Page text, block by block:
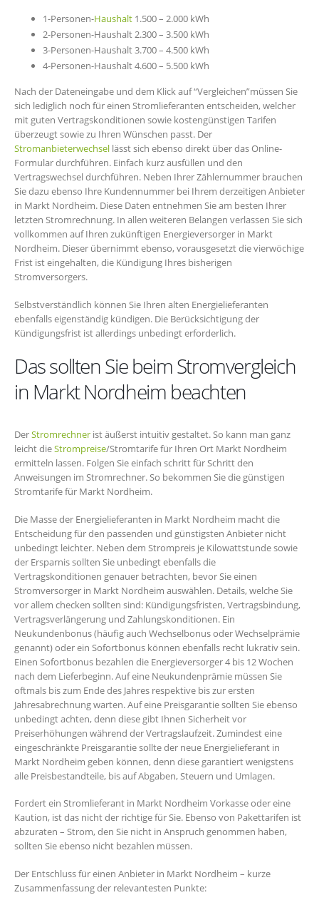
1-Personen-Haushalt 1.500 – 2.000 kWh
2-Personen-Haushalt 2.300 – 3.500 kWh
3-Personen-Haushalt 3.700 – 4.500 kWh
4-Personen-Haushalt 4.600 – 5.500 kWh
Nach der Dateneingabe und dem Klick auf “Vergleichen”müssen Sie
sich lediglich noch für einen Stromlieferanten entscheiden, welcher
mit guten Vertragskonditionen sowie kostengünstigen Tarifen
überzeugt sowie zu Ihren Wünschen passt. Der
Stromanbieterwechsel lässt sich ebenso direkt über das Online-
Formular durchführen. Einfach kurz ausfüllen und den
Vertragswechsel durchführen. Neben Ihrer Zählernummer brauchen
Sie dazu ebenso Ihre Kundennummer bei Ihrem derzeitigen Anbieter
in Markt Nordheim. Diese Daten entnehmen Sie am besten Ihrer
letzten Stromrechnung. In allen weiteren Belangen verlassen Sie sich
vollkommen auf Ihren zukünftigen Energieversorger in Markt
Nordheim. Dieser übernimmt ebenso, vorausgesetzt die vierwöchige
Frist ist eingehalten, die Kündigung Ihres bisherigen
Stromversorgers.
Selbstverständlich können Sie Ihren alten Energielieferanten
ebenfalls eigenständig kündigen. Die Berücksichtigung der
Kündigungsfrist ist allerdings unbedingt erforderlich.
Das sollten Sie beim Stromvergleich
in Markt Nordheim beachten
DerStromrechner ist äußerst intuitiv gestaltet. So kann man ganz
leicht dieStrompreise/Stromtarife für Ihren Ort Markt Nordheim
ermitteln lassen. Folgen Sie einfach schritt für Schritt den
Anweisungen im Stromrechner. So bekommen Sie die günstigen
Stromtarife für Markt Nordheim.
Die Masse der Energielieferanten in Markt Nordheim macht die
Entscheidung für den passenden und günstigsten Anbieter nicht
unbedingt leichter. Neben dem Strompreis je Kilowattstunde sowie
der Ersparnis sollten Sie unbedingt ebenfalls die
Vertragskonditionen genauer betrachten, bevor Sie einen
Stromversorger in Markt Nordheim auswählen. Details, welche Sie
vor allem checken sollten sind: Kündigungsfristen, Vertragsbindung,
Vertragsverlängerung und Zahlungskonditionen. Ein
Neukundenbonus (häufig auch Wechselbonus oder Wechselprämie
genannt) oder ein Sofortbonus können ebenfalls recht lukrativ sein.
Einen Sofortbonus bezahlen die Energieversorger 4 bis 12 Wochen
nach dem Lieferbeginn. Auf eine Neukundenprämie müssen Sie
oftmals bis zum Ende des Jahres respektive bis zur ersten
Jahresabrechnung warten. Auf eine Preisgarantie sollten Sie ebenso
unbedingt achten, denn diese gibt Ihnen Sicherheit vor
Preiserhöhungen während der Vertragslaufzeit. Zumindest eine
eingeschränkte Preisgarantie sollte der neue Energielieferant in
Markt Nordheim geben können, denn diese garantiert wenigstens
alle Preisbestandteile, bis auf Abgaben, Steuern und Umlagen.
Fordert ein Stromlieferant in Markt Nordheim Vorkasse oder eine
Kaution, ist das nicht der richtige für Sie. Ebenso von Pakettarifen ist
abzuraten – Strom, den Sie nicht in Anspruch genommen haben,
sollten Sie ebenso nicht bezahlen müssen.
Der Entschluss für einen Anbieter in Markt Nordheim – kurze
Zusammenfassung der relevantesten Punkte: